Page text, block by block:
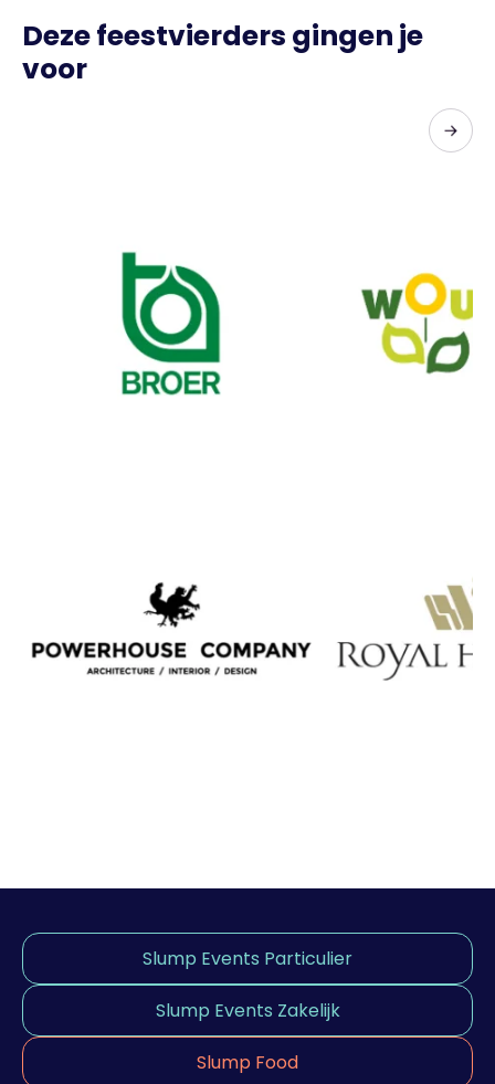
Deze feestvierders gingen je
voor
Slump Events Particulier
Slump Events Zakelijk
Slump Food